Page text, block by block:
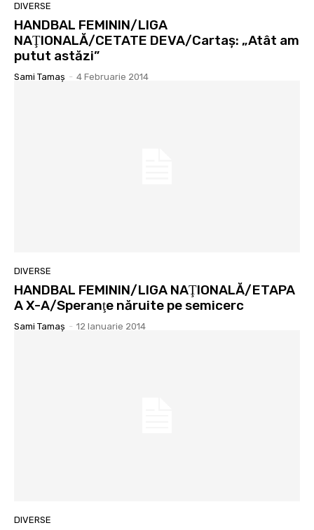
DIVERSE
HANDBAL FEMININ/LIGA
NAŢIONALĂ/CETATE DEVA/Cartaş: „Atât am
putut astăzi”
Sami Tamaş - 4 Februarie 2014
DIVERSE
HANDBAL FEMININ/LIGA NAŢIONALĂ/ETAPA
A X-A/Speranţe năruite pe semicerc
Sami Tamaş - 12 Ianuarie 2014
DIVERSE